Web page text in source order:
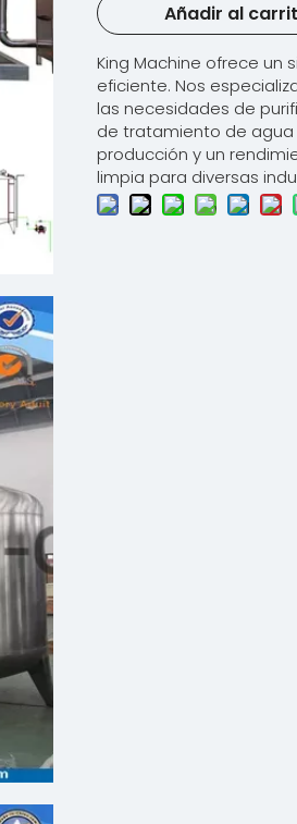
Añadir al
King Machine ofrece
eficiente. Nos
las necesidades de
de tratamiento de
producción y un
limpia para diversas